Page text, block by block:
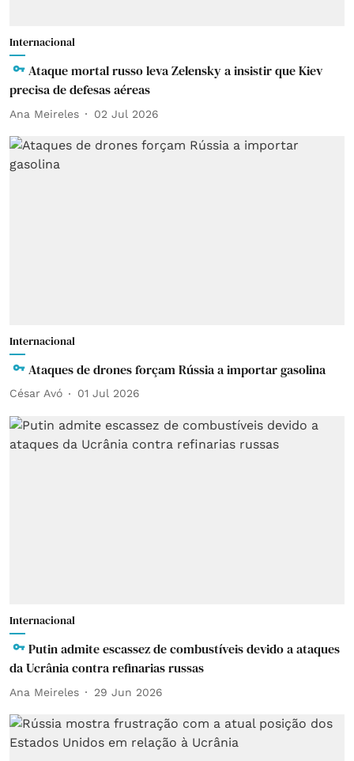
Internacional
Ataque mortal russo leva Zelensky a insistir que Kiev
precisa de defesas aéreas
Ana Meireles 02 Jul 2026
Internacional
Ataques de drones forçam Rússia a importar gasolina
César Avó 01 Jul 2026
Internacional
Putin admite escassez de combustíveis devido a ataques
da Ucrânia contra refinarias russas
Ana Meireles 29 Jun 2026